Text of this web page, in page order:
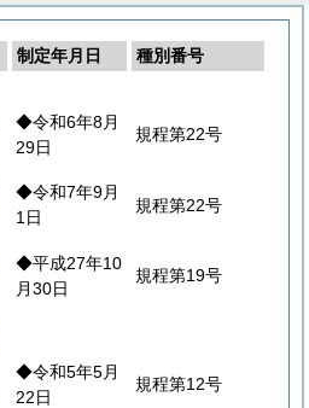
制定年月日
種別番号
◆令和6年8月
29日
規程第22号
◆令和7年9月
1日
規程第22号
◆平成27年10
月30日
規程第19号
◆令和5年5月
22日
規程第12号